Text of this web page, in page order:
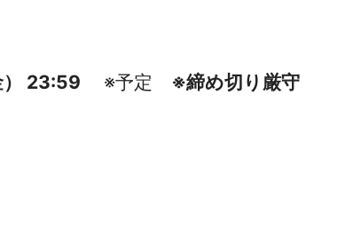
） 23:59 ※予定 ※締め切り厳守